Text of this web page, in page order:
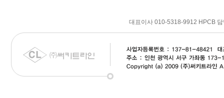
대표이사 010-5318-9912 HPCB